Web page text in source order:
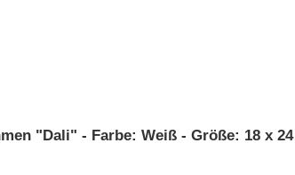
"Dali" - Farbe: Weiß - Größe: 18 x